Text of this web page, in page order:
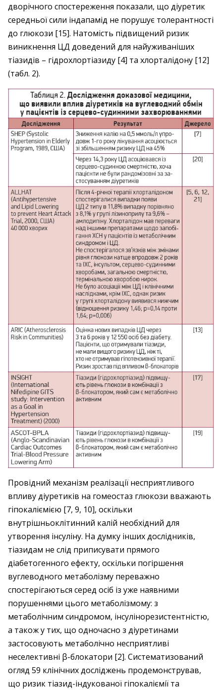
дворічного спостереження показали, що діуретик
середньої сили індапамід не порушує толерантності
до глюкози [15]. Натомість підвищений ризик
виникнення ЦД доведений для найуживаніших
тіазидів – гідрохлортіазиду [4] та хлорталідону [12]
(табл. 2).
Провідний механізм реалізації несприятливого
впливу діуретиків на гомеостаз глюкози вважають
гіпокаліємією [7, 9, 10], оскільки
внутрішньоклітинний калій необхідний для
утворення інсуліну. На думку інших дослідників,
тіазидам не слід приписувати прямого
діабетогенного ефекту, оскільки погіршення
вуглеводного метаболізму переважно
спостерігаються серед осіб із уже наявними
порушеннями цього метаболізмому: з
метаболічним синдромом, інсулінорезистентністю,
а також у тих, що одночасно з діуретинами
застосовують метаболічно несприятливі
неселективні β-блокатори [2]. Систематизований
огляд 59 клінічних досліджень продемонстрував,
що ризик тіазид-індукованої гіпокаліємії та